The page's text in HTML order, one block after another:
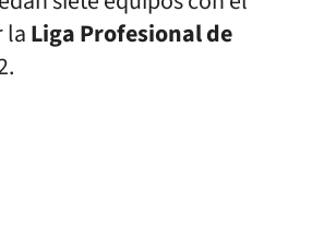
laLiga Profesional de